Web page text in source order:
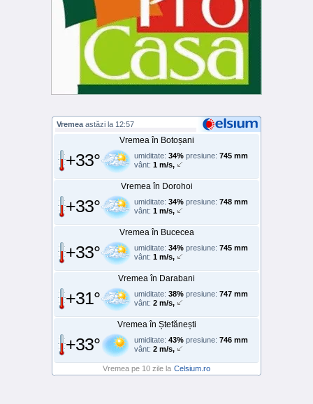
Vremea astăzi la 12:57
Vremea în Botoșani
+33° umiditate: 34% presiune: 745 mm
vânt: 1 m/s,
Vremea în Dorohoi
+33° umiditate: 34% presiune: 748 mm
vânt: 1 m/s,
Vremea în Bucecea
+33° umiditate: 34% presiune: 745 mm
vânt: 1 m/s,
Vremea în Darabani
+31° umiditate: 38% presiune: 747 mm
vânt: 2 m/s,
Vremea în Ștefănești
+33° umiditate: 43% presiune: 746 mm
vânt: 2 m/s,
Vremea pe 10 zile la Celsium.ro